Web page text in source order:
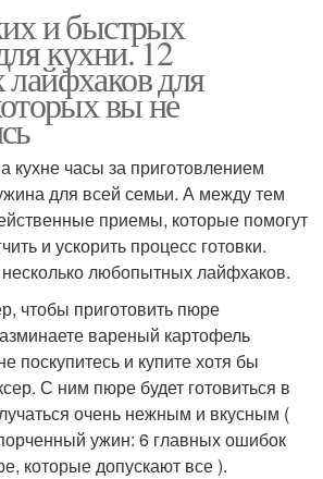
и быстрых
кухни. 12
для
вы не
кухне часы за приготовлением
для всей семьи. А между тем
приемы, которые помогут
и ускорить процесс готовки.
любопытных лайфхаков.
чтобы приготовить пюре
вареный картофель
поскупитесь и купите хотя бы
С ним пюре будет готовиться в
очень нежным и вкусным (
ужин: 6 главных ошибок
которые допускают все ).